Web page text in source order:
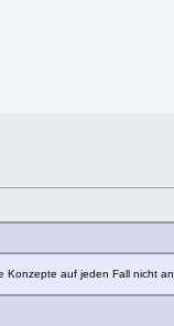
Konzepte auf jeden Fall nicht an.